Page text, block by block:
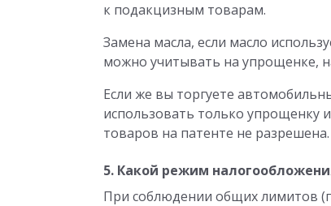
к подакцизным товарам.
Замена масла, если масло
можно учитывать на упрощенке,
Если же вы торгуете
использовать только упрощенку
товаров на патенте не разрешена.
5. Какой режим
При соблюдении общих лимитов